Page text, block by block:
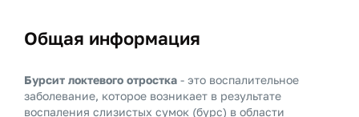
Общая информация
Бурсит локтевого отростка - это воспалительное
заболевание, которое возникает в результате
воспаления слизистых сумок (бурс) в области